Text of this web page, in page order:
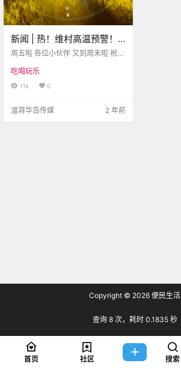
新闻 | 热！维村高温预警！
两个全新匹克球场地在
周五啦 各位小伙伴 又到周末啦 祝大
来看今天的新闻~ 维多利亚即将迎来
高温夏季 chek news 随着气温开始
吃喝玩乐
116 0
温哥华岛传媒 2 年前
Copyright © 2026 便民生活
查询 8 次，耗时 0.1835 秒
首页 社区 搜索